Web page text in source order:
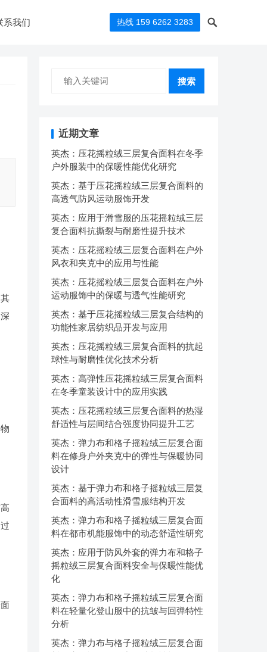
系我们 热线 159 6262 3283
搜索
近期文章
英杰：压花摇粒绒三层复合面料在冬季
户外服装中的保暖性能优化研究
英杰：基于压花摇粒绒三层复合面料的
高透气防风运动服饰开发
英杰：应用于滑雪服的压花摇粒绒三层
复合面料抗撕裂与耐磨性提升技术
英杰：压花摇粒绒三层复合面料在户外
风衣和夹克中的应用与性能
英杰：压花摇粒绒三层复合面料在户外
运动服饰中的保暖与透气性能研究
英杰：基于压花摇粒绒三层复合结构的
功能性家居纺织品开发与应用
英杰：压花摇粒绒三层复合面料的抗起
球性与耐磨性优化技术分析
英杰：高弹性压花摇粒绒三层复合面料
在冬季童装设计中的应用实践
英杰：压花摇粒绒三层复合面料的热湿
舒适性与层间结合强度协同提升工艺
英杰：弹力布和格子摇粒绒三层复合面
料在修身户外夹克中的弹性与保暖协同
设计
英杰：基于弹力布和格子摇粒绒三层复
合面料的高活动性滑雪服结构开发
英杰：弹力布和格子摇粒绒三层复合面
料在都市机能服饰中的动态舒适性研究
英杰：应用于防风外套的弹力布和格子
摇粒绒三层复合面料安全与保暖性能优
化
英杰：弹力布和格子摇粒绒三层复合面
料在轻量化登山服中的抗皱与回弹特性
分析
英杰：弹力布与格子摇粒绒三层复合面